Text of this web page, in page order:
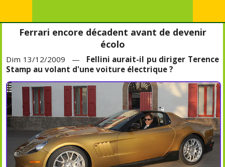
Ferrari encore décadent avant de devenir
écolo
Dim 13/12/2009 — Fellini aurait-il pu diriger Terence
Stamp au volant d'une voiture électrique ?